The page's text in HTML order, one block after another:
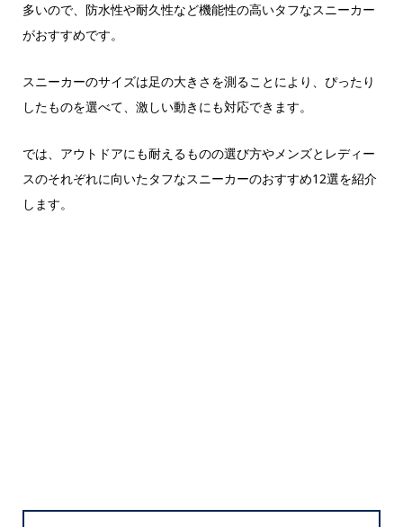
多いので、防水性や耐久性など機能性の高いタフなスニーカー
がおすすめです。
スニーカーのサイズは足の大きさを測ることにより、ぴったり
したものを選べて、激しい動きにも対応できます。
では、アウトドアにも耐えるものの選び方やメンズとレディー
スのそれぞれに向いたタフなスニーカーのおすすめ12選を紹介
します。